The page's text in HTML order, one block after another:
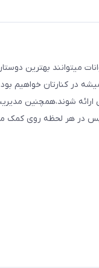
میتوانند بهترین
در کنارتان خواهیم
شوند،همچنین
،پس در هر لحظه روی کمک